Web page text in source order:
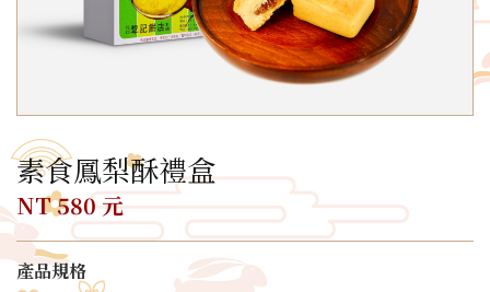
素食鳳梨酥禮盒
NT 580 元
產品規格